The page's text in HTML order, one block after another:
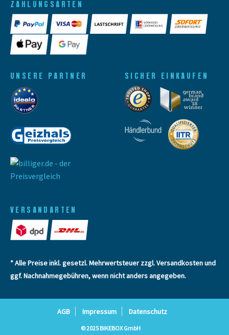
ZAHLUNGSARTEN
VERSANDARTEN
UNSERE PARTNER SICHER EINKAUFEN
* Alle Preise inkl. gesetzl. Mehrwertsteuer zzgl.Versandkostenund
ggf. Nachnahmegebühren, wenn nicht anders angegeben.
AGB Impressum Datenschutz
© 2025 BIKEBOX GmbH